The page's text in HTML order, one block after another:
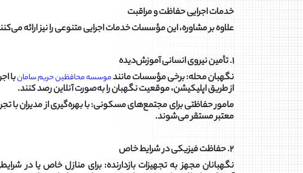
خدمات اجرایی حفاظت و مراقبت
علاوه بر مشاوره، این مؤسسات خدمات اجرایی متنوعی را نیز ارائه
۱. تأمین نیروی انسانی آموزش‌دیده
نگهبان محله: برخی مؤسسات مانندموسسه محافظین حریم سامانبا
از طریق اپلیکیشن، موقعیت نگهبان را به‌صورت آنلاین رصد کنند.
مامور حفاظتی برای مجتمع‌های مسکونی: با بهره‌گیری از مدیران با
معتبر مستقر می‌شوند.
۲. حفاظت فیزیکی در شرایط خاص
نگهبانان مجهز به تجهیزات بازدارنده: برای منازل خاص یا در